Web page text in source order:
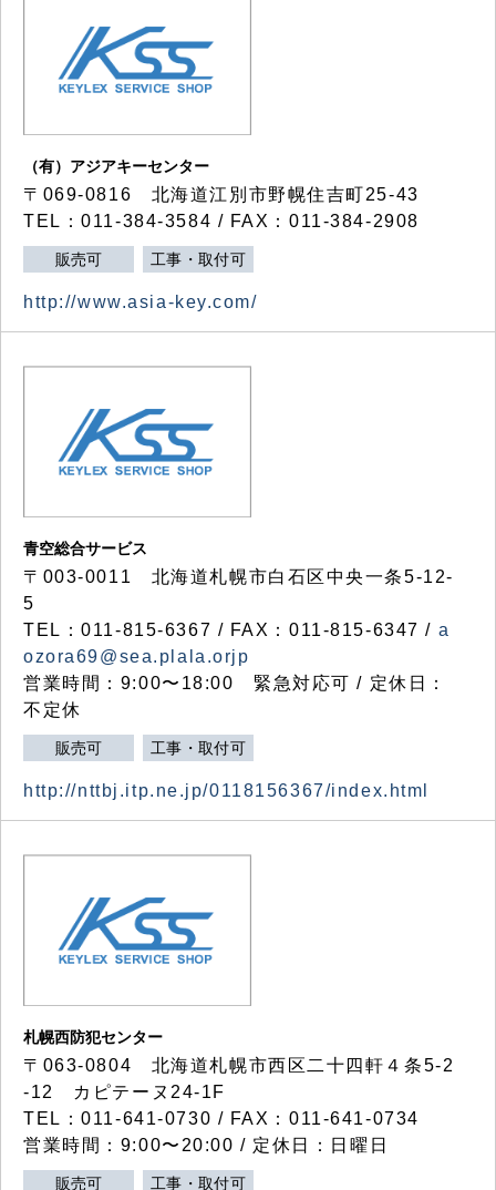
（有）アジアキーセンター
〒069-0816 北海道江別市野幌住吉町25-43
TEL：011-384-3584 / FAX：011-384-2908
販売可 工事・取付可
http://www.asia-key.com/
青空総合サービス
〒003-0011 北海道札幌市白石区中央一条5-12-
5
TEL：011-815-6367 / FAX：011-815-6347 / a
ozora69@sea.plala.orjp
営業時間：9:00〜18:00 緊急対応可 / 定休日：
不定休
販売可 工事・取付可
http://nttbj.itp.ne.jp/0118156367/index.html
札幌西防犯センター
〒063-0804 北海道札幌市西区二十四軒４条5-2
-12 カピテーヌ24-1F
TEL：011-641-0730 / FAX：011-641-0734
営業時間：9:00〜20:00 / 定休日：日曜日
販売可 工事・取付可